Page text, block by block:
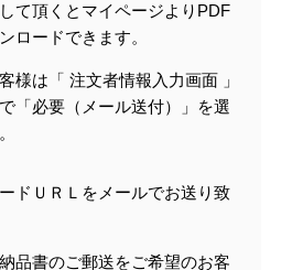
て頂くとマイページよりPDF
ロードできます。
様は「 注文者情報入力画面 」
「必要（メール送付）」を選
ドＵＲＬをメールでお送り致
品書のご郵送をご希望のお客